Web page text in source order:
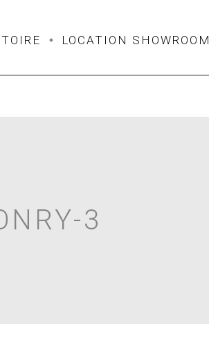
LOCATION SHOWROOM
3